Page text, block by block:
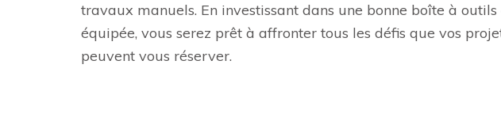
travaux manuels. En investissant dans une bonne boîte à
équipée, vous serez prêt à affronter tous les défis que vos
peuvent vous réserver.